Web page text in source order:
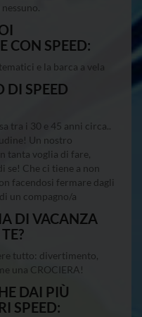
CON SPEED:
e la barca a vela
DI SPEED
tra i 30 e 45 anni circa..
Un nostro
tanta voglia di fare,
se! Che ci tiene a non
facendosi fermare dagli
un compagno/a
DI VACANZA
tutto: divertimento,
una CROCIERA!
DAI PIÙ
SPEED: